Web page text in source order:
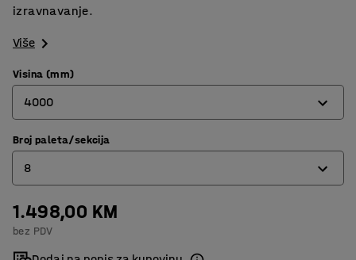
izravnavanje.
Više
Visina (mm)
4000
2500
4000
5000
Broj paleta/sekcija
8
6
8
1.498,00 KM
bez PDV